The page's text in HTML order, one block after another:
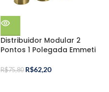
Distribuidor Modular 2
Pontos 1 Polegada Emmeti
R$75,80 R$62,20